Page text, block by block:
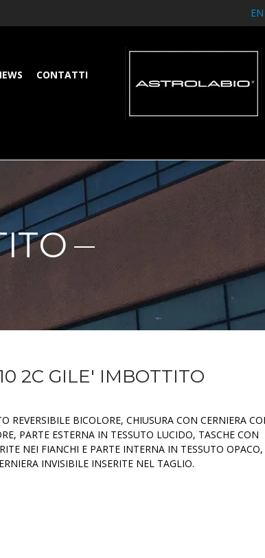
EN
CONTATTI
2C GILE' IMBOTTITO
REVERSIBILE BICOLORE, CHIUSURA CON CERNIERA
PARTE ESTERNA IN TESSUTO LUCIDO, TASCHE CON
NEI FIANCHI E PARTE INTERNA IN TESSUTO OPACO,
INVISIBILE INSERITE NEL TAGLIO.